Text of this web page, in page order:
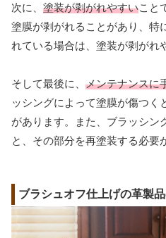
次に、 塗装が剥がれやすいこと
塗膜が剥がれることがあり、特
れている場合は、塗装が剥がれ
そして最後に、 メンテナンスに
ッシングによって塗膜が傷つく
があります。また、ブラッシン
と、その部分を再塗装する必要
ブラシュオフ仕上げの革製